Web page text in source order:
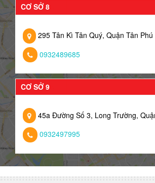
CƠ SỞ 8
295 Tân Kì Tân Quý, Quận Tân Phú
0932489685
CƠ SỞ 9
45a Đường Số 3, Long Trường,
0932497995